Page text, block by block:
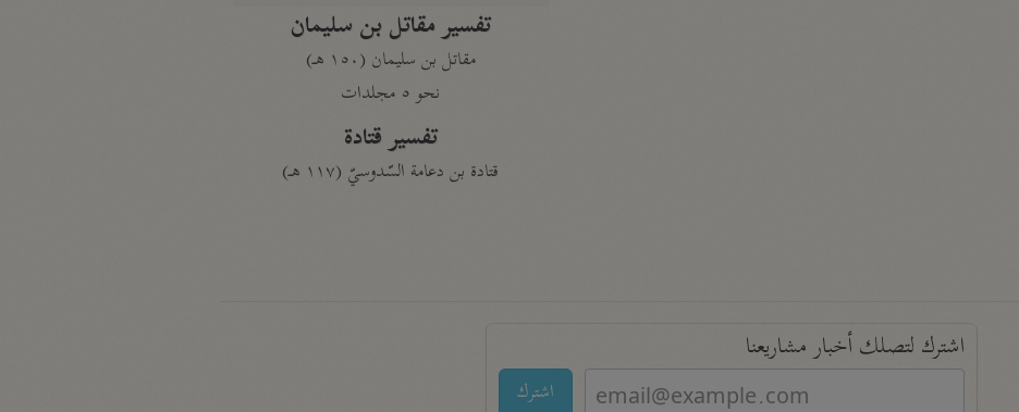
تفسير مقاتل بن سليمان
مقاتل بن سليمان (١٥٠ هـ)
نحو ٥ مجلدات
تفسير قتادة
قتادة بن دعامة السّدوسيّ (١١٧ هـ)
اشترك لتصلك أخبار مشاريعنا
اشترك